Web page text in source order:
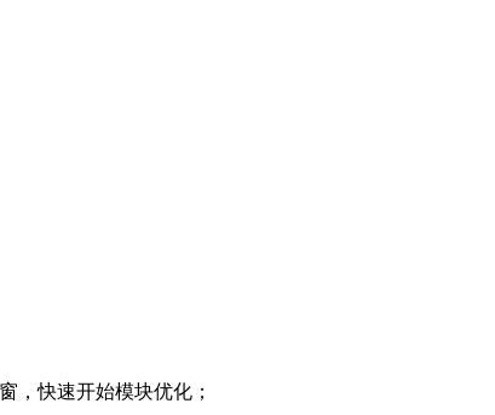
，快速开始模块优化；